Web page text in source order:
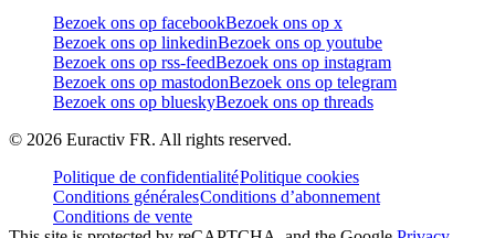
Bezoek ons op facebookBezoek ons op x
Bezoek ons op linkedinBezoek ons op youtube
Bezoek ons op rss-feedBezoek ons op instagram
Bezoek ons op mastodonBezoek ons op telegram
Bezoek ons op blueskyBezoek ons op threads
© 2026 Euractiv FR. All rights reserved.
Politique de confidentialitéPolitique cookies
Conditions généralesConditions d’abonnement
Conditions de vente